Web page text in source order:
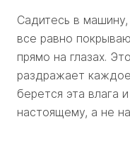
Садитесь в
все равно
прямо на глазах.
раздражает
берется эта влага
настоящему, а не